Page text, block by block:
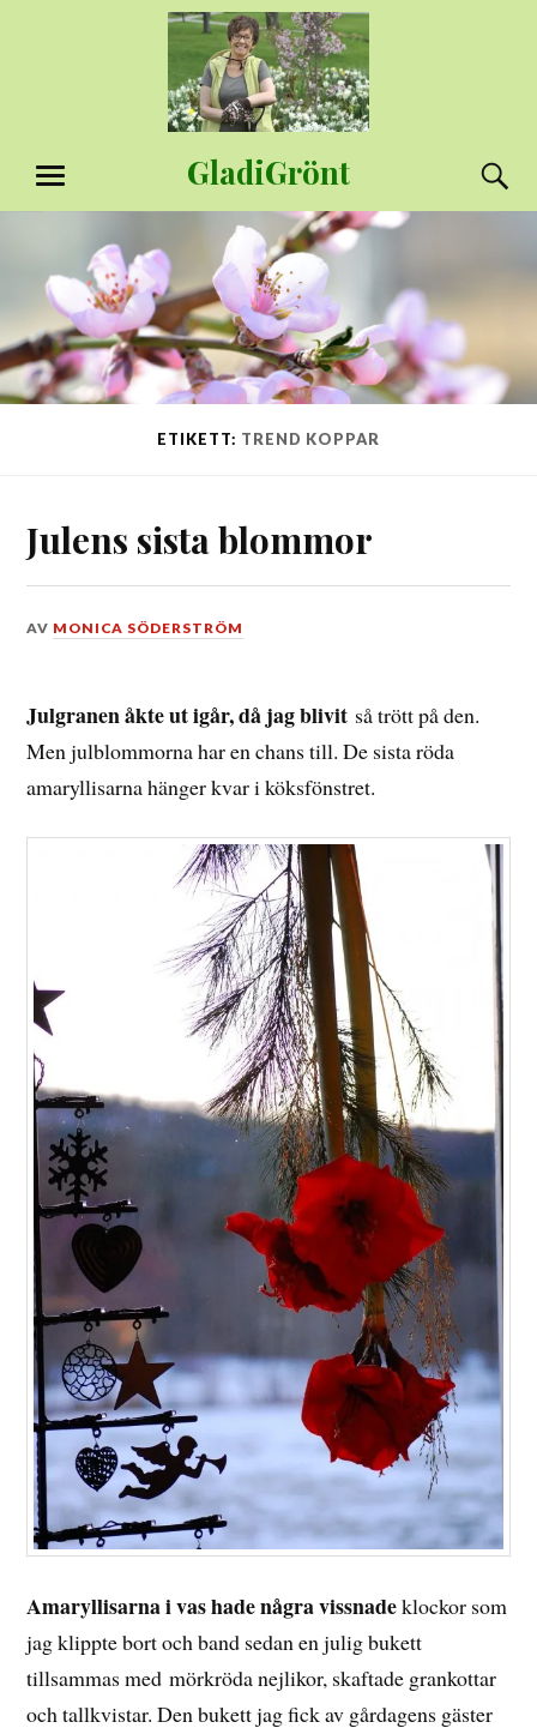
GladiGrönt
MENY
ETIKETT: TREND KOPPAR
Julens sista blommor
DEN
2015
AV MONICA SÖDERSTRÖM
Julgranen åkte ut igår, då jag blivit så trött på den.
Men julblommorna har en chans till. De sista röda
amaryllisarna hänger kvar i köksfönstret.
Amaryllisarna i vas hade några vissnadeklockor som
jag klippte bort och band sedan en julig bukett
tillsammas med mörkröda nejlikor, skaftade grankottar
och tallkvistar. Den bukett jag fick av gårdagens gäster